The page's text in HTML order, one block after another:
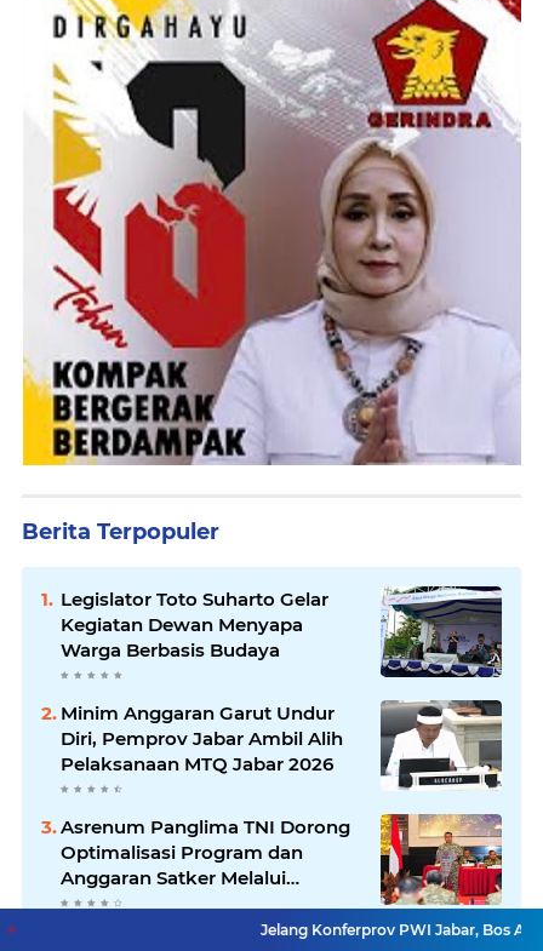
Berita Terpopuler
Legislator Toto Suharto Gelar
Kegiatan Dewan Menyapa
Warga Berbasis Budaya
Minim Anggaran Garut Undur
Diri, Pemprov Jabar Ambil Alih
Pelaksanaan MTQ Jabar 2026
Asrenum Panglima TNI Dorong
Optimalisasi Program dan
Anggaran Satker Melalui
Evaluasi Kinerja
Pemkot Siapkan 100 Armada
Jelang Konferprov PWI Jabar, Bos Ayo Media